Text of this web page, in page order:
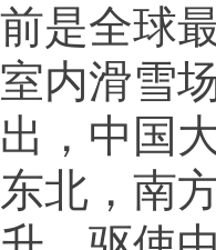
前是全球
室内滑雪
出，中国
东北，南